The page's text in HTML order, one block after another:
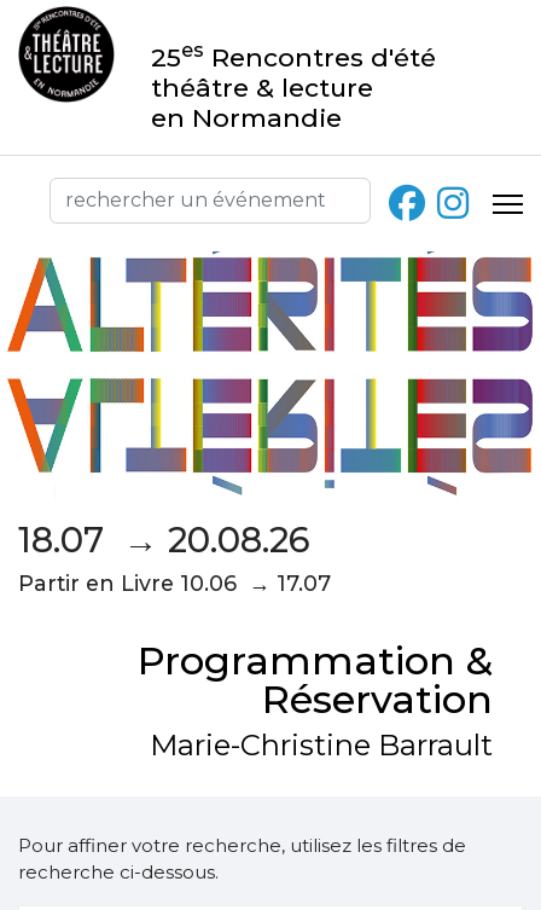
25es Rencontres d'été
théâtre & lecture
en Normandie
18.07 → 20.08.26
Partir en Livre 10.06 → 17.07
Programmation &
Réservation
Marie-Christine Barrault
Pour affiner votre recherche, utilisez les filtres de
recherche ci-dessous.